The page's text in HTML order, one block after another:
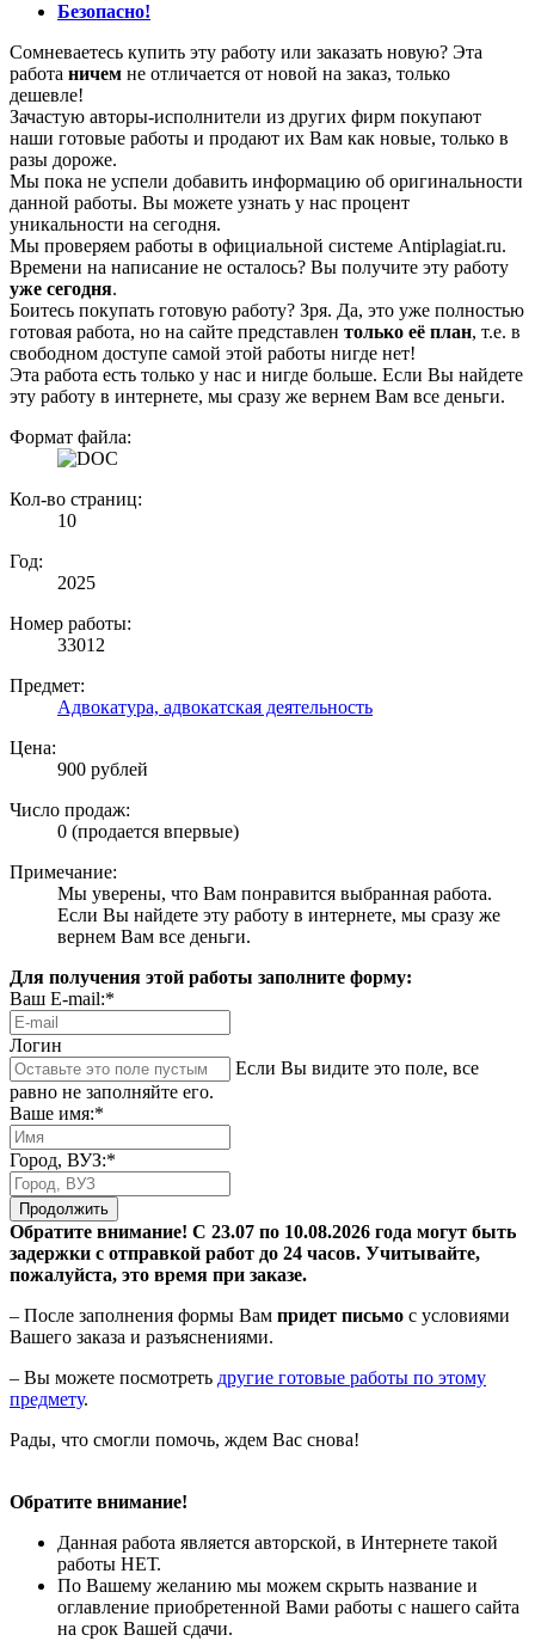
Безопасно!
Сомневаетесь купить эту работу или заказать новую? Эта
работа ничем не отличается от новой на заказ, только
дешевле!
Зачастую авторы-исполнители из других фирм покупают
наши готовые работы и продают их Вам как новые, только в
разы дороже.
Мы пока не успели добавить информацию об оригинальности
данной работы. Вы можете узнать у нас процент
уникальности на сегодня.
Мы проверяем работы в официальной системе Аntiplagiat.ru.
Времени на написание не осталось? Вы получите эту работу
уже сегодня.
Боитесь покупать готовую работу? Зря. Да, это уже полностью
готовая работа, но на сайте представлен только её план, т.е. в
свободном доступе самой этой работы нигде нет!
Эта работа есть только у нас и нигде больше. Если Вы найдете
эту работу в интернете, мы сразу же вернем Вам все деньги.
Формат файла:
Кол-во страниц:
10
Год:
2025
Номер работы:
33012
Предмет:
Адвокатура, адвокатская деятельность
Цена:
900 рублей
Число продаж:
0 (продается впервые)
Примечание:
Мы уверены, что Вам понравится выбранная работа.
Если Вы найдете эту работу в интернете, мы сразу же
вернем Вам все деньги.
Для получения этой работы заполните форму:
Ваш E-mail:*
Логин
Если Вы видите это поле, все
равно не заполняйте его.
Ваше имя:*
Город, ВУЗ:*
Продолжить
Обратите внимание! С 23.07 по 10.08.2026 года могут быть
задержки с отправкой работ до 24 часов. Учитывайте,
пожалуйста, это время при заказе.
– После заполнения формы Вам придет письмо с условиями
Вашего заказа и разъяснениями.
– Вы можете посмотреть другие готовые работы по этому
предмету.
Рады, что смогли помочь, ждем Вас снова!
Обратите внимание!
Данная работа является авторской, в Интернете такой
работы НЕТ.
По Вашему желанию мы можем скрыть название и
оглавление приобретенной Вами работы с нашего сайта
на срок Вашей сдачи.